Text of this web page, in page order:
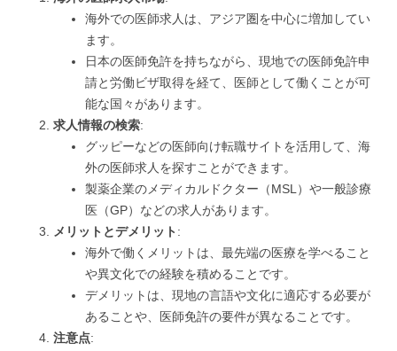
海外での医師求人は、アジア圏を中心に増加してい
ます。
日本の医師免許を持ちながら、現地での医師免許申
請と労働ビザ取得を経て、医師として働くことが可
能な国々があります。
求人情報の検索:
グッピーなどの医師向け転職サイトを活用して、海
外の医師求人を探すことができます。
製薬企業のメディカルドクター（MSL）や一般診療
医（GP）などの求人があります。
メリットとデメリット :
海外で働くメリットは、最先端の医療を学べること
や異文化での経験を積めることです。
デメリットは、現地の言語や文化に適応する必要が
あることや、医師免許の要件が異なることです。
注意点: